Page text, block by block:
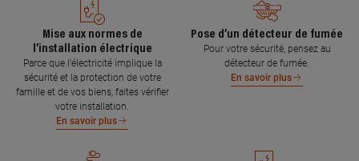
Mise aux normes de
l’installation électrique
Parce que l’électricité implique la
sécurité et la protection de votre
famille et de vos biens, faites vérifier
votre installation.
En savoir plus
Pose d’un détecteur de fumée
Pour votre sécurité, pensez au
détecteur de fumée.
En savoir plus